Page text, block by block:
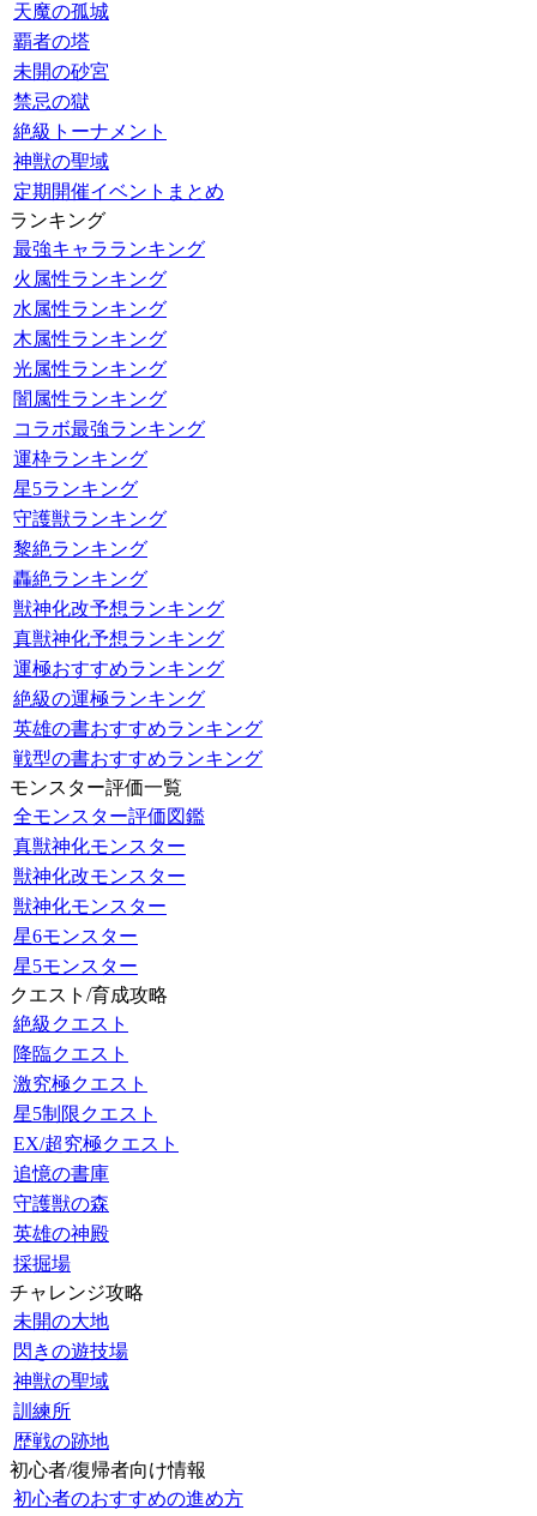
天魔の孤城
覇者の塔
未開の砂宮
禁忌の獄
絶級トーナメント
神獣の聖域
定期開催イベントまとめ
ランキング
最強キャラランキング
火属性ランキング
水属性ランキング
木属性ランキング
光属性ランキング
闇属性ランキング
コラボ最強ランキング
運枠ランキング
星5ランキング
守護獣ランキング
黎絶ランキング
轟絶ランキング
獣神化改予想ランキング
真獣神化予想ランキング
運極おすすめランキング
絶級の運極ランキング
英雄の書おすすめランキング
戦型の書おすすめランキング
モンスター評価一覧
全モンスター評価図鑑
真獣神化モンスター
獣神化改モンスター
獣神化モンスター
星6モンスター
星5モンスター
クエスト/育成攻略
絶級クエスト
降臨クエスト
激究極クエスト
星5制限クエスト
EX/超究極クエスト
追憶の書庫
守護獣の森
英雄の神殿
採掘場
チャレンジ攻略
未開の大地
閃きの遊技場
神獣の聖域
訓練所
歴戦の跡地
初心者/復帰者向け情報
初心者のおすすめの進め方